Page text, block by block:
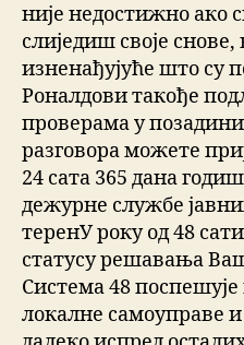
није недостижно ако
слиједиш своје
изненађујуће што су
Роналдови такође
проверама у
разговора можете
24 сата 365 дана
дежурне службе
теренУ року од 48
статусу решавања
Система 48
локалне самоуправе